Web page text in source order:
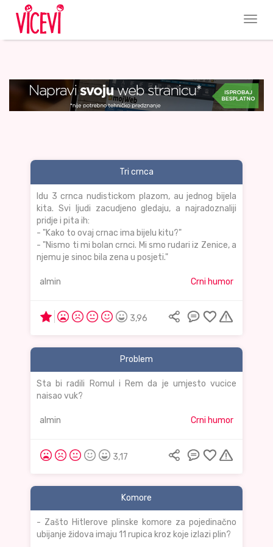
Tri crnca
Idu 3 crnca nudistickom plazom, au jednog bijela
kita. Svi ljudi zacudjeno gledaju, a najradoznaliji
pridje i pita ih:
- "Kako to ovaj crnac ima bijelu kitu?"
- "Nismo ti mi bolan crnci. Mi smo rudari iz Zenice, a
njemu je sinoc bila zena u posjeti."
almin Crni humor
3,96
Problem
Sta bi radili Romul i Rem da je umjesto vucice
naisao vuk?
almin Crni humor
3,17
Komore
- Zašto Hitlerove plinske komore za pojedinačno
ubijanje židova imaju 11 rupica kroz koje izlazi plin?